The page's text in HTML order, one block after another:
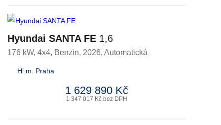
Hyundai SANTA FE 1,6
176 kW, 4x4, Benzin, 2026, Automatická
Hl.m. Praha
1 629 890 Kč
1 347 017 Kč bez DPH